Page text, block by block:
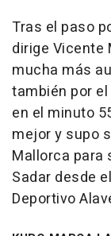
Tras el paso
dirige Vicente
mucha más
también por
en el minuto
mejor y supo
Mallorca para
Sadar desde
Deportivo